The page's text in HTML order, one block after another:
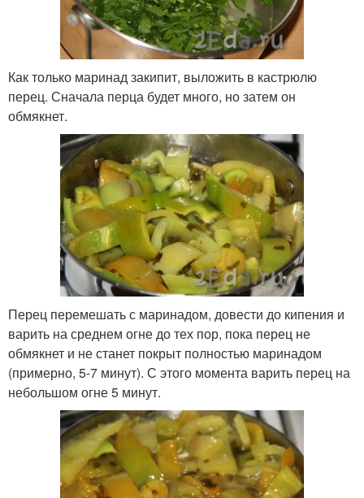
Как только маринад закипит, выложить в кастрюлю
перец. Сначала перца будет много, но затем он
обмякнет.
Перец перемешать с маринадом, довести до кипения и
варить на среднем огне до тех пор, пока перец не
обмякнет и не станет покрыт полностью маринадом
(примерно, 5-7 минут). С этого момента варить перец на
небольшом огне 5 минут.